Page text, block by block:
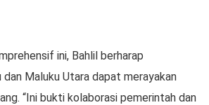
ini, Bahlil berharap
Maluku Utara dapat merayakan
“Ini bukti kolaborasi pemerintah dan